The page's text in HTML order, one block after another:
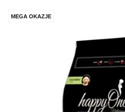
MEGA OKAZJE